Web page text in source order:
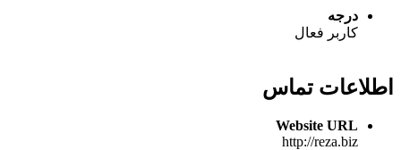
درجه
کاربر فعال
اطلاعات تماس
Website URL
http://reza.biz